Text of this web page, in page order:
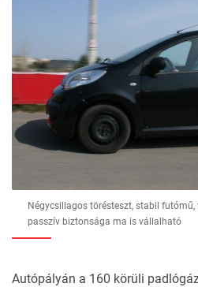
Négycsillagos törésteszt, stabil
passzív biztonsága ma is vállalható
Autópályán a 160 körüli